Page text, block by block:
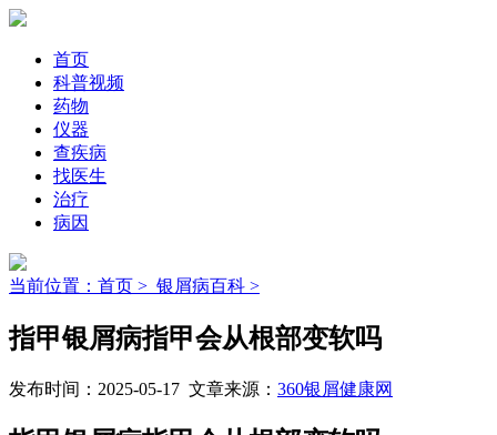
首页
科普视频
药物
仪器
查疾病
找医生
治疗
病因
当前位置：首页 > 银屑病百科 >
指甲银屑病指甲会从根部变软吗
发布时间：2025-05-17 文章来源： 360银屑健康网